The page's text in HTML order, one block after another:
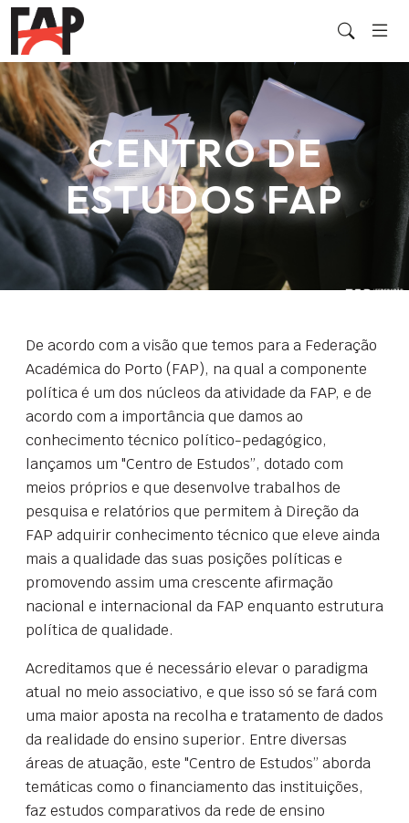
CENTRO DE
ESTUDOS FAP
De acordo com a visão que temos para a Federação
Académica do Porto (FAP), na qual a componente
política é um dos núcleos da atividade da FAP, e de
acordo com a importância que damos ao
conhecimento técnico político-pedagógico,
lançamos um "Centro de Estudos”, dotado com
meios próprios e que desenvolve trabalhos de
pesquisa e relatórios que permitem à Direção da
FAP adquirir conhecimento técnico que eleve ainda
mais a qualidade das suas posições políticas e
promovendo assim uma crescente afirmação
nacional e internacional da FAP enquanto estrutura
política de qualidade.
Acreditamos que é necessário elevar o paradigma
atual no meio associativo, e que isso só se fará com
uma maior aposta na recolha e tratamento de dados
da realidade do ensino superior. Entre diversas
áreas de atuação, este "Centro de Estudos” aborda
temáticas como o financiamento das instituições,
faz estudos comparativos da rede de ensino